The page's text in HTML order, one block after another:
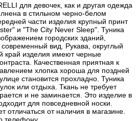
для девочек, как и другая одежда
в стильном черно-белом
части изделия крупный принт
и "The City Never Sleep". Туника
городских зданий,
вид. Рукава, округлый
край изделия имеют черные
Качественная приятная к
хлопка хороша для поздней
становится прохладно. Туника
или отдыха. Ткань не требует
и не заминается. Это изделие в
для повседневной носки.
отличаться от наличия в магазине.